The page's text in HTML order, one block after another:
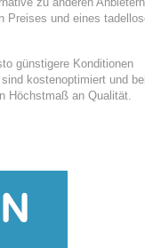
Preises und eines
günstigere Konditionen
kostenoptimiert und
Höchstmaß an Qualität.